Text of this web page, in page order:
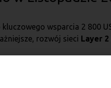
wsparcia 2 800
rozwój sieci Layer 2